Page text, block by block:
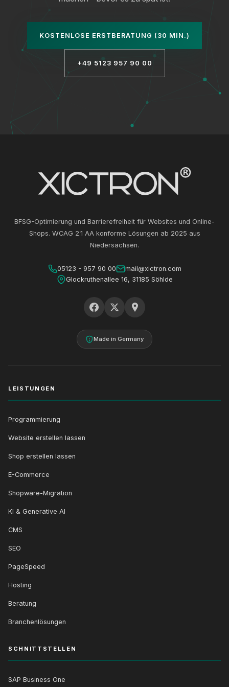
KOSTENLOSE ERSTBERATUNG (30 MIN.)
+49 5123 957 90 00
BFSG-Optimierung und Barrierefreiheit für Websites und Online-
Shops. WCAG 2.1 AA konforme Lösungen ab 2025 aus
Niedersachsen.
05123 - 957 90 00
mail@xictron.com
Glockruthenallee 16, 31185 Söhlde
Made in Germany
LEISTUNGEN
Programmierung
Website erstellen lassen
Shop erstellen lassen
E-Commerce
Shopware-Migration
KI & Generative AI
CMS
SEO
PageSpeed
Hosting
Beratung
Branchenlösungen
SCHNITTSTELLEN
SAP Business One